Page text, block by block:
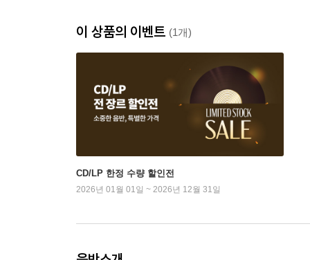
이 상품의 이벤트 (1개)
CD/LP 한정 수량 할인전
2026년 01월 01일 ~ 2026년 12월 31일